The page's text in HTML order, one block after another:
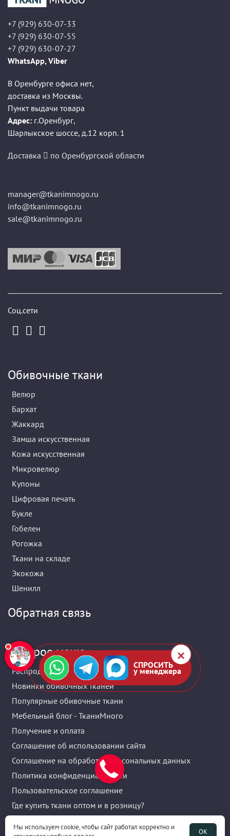
СПРОСИТЬ
у менеджера
+7 (929) 630-07-33
+7 (929) 630-07-55
+7 (929) 630-07-27
WhatsApp, Viber
В Оренбурге офиса нет,
доставка из Москвы.
Пункт выдачи товара
Адрес: г.Оренбург,
Шарлыкское шоссе, д.12 корп. 1
Доставка по Оренбургской области
manager@tkanimnogo.ru
info@tkanimnogo.ru
sale@tkanimnogo.ru
Соц.сети
Мы используем cookie, чтобы сайт работал корректно и
ОК
Обивочные ткани
Велюр
Бархат
Жаккард
Замша искусственная
Кожа искусственная
Микровелюр
Купоны
Цифровая печать
Букле
Гобелен
Рогожка
Ткани на складе
Экокожа
Шенилл
Обратная связь
Быстрое меню
Распродажа мебельных тканей
Новинки обивочных тканей
Популярные обивочные ткани
Мебельный блог - ТканиМного
Получение и оплата
Соглашение об использовании сайта
Соглашение на обработку персональных данных
Политика конфиденциальности
Пользовательское соглашение
Где купить ткани оптом и в розницу?